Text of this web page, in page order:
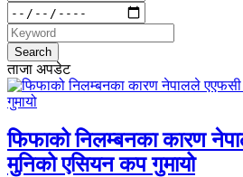
Search
ताजा अपडेट
फिफाको निलम्बनका कारण
मुनिको एसियन कप गुमायो